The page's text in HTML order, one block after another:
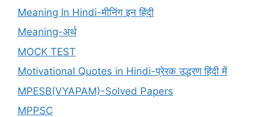
Meaning In Hindi-मीनिंग इन हिंदी
Meaning-अर्थ
MOCK TEST
Motivational Quotes in Hindi-प्रेरक उद्धरण हिंदी में
MPESB(VYAPAM)-Solved Papers
MPPSC